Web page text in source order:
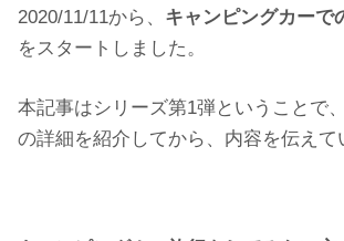
2020/11/11から、 キャンピングカーで
をスタートしました。
本記事はシリーズ第1弾ということで
の詳細を紹介してから、内容を伝えて